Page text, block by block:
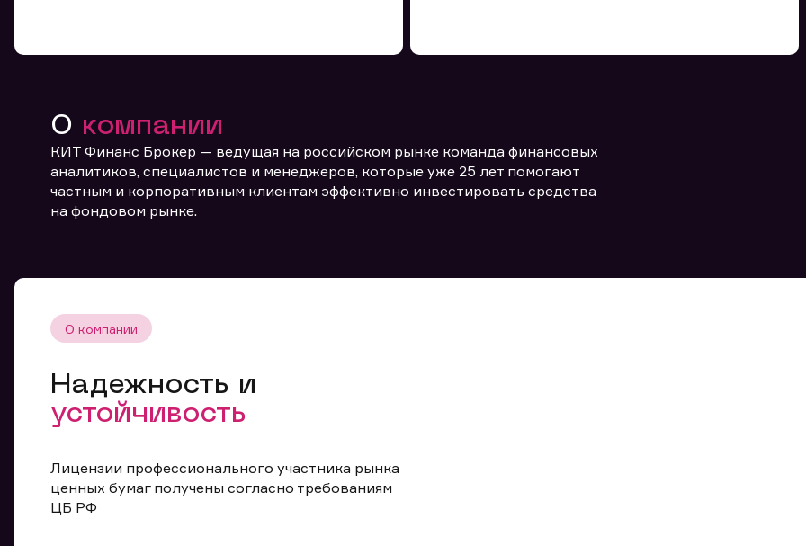
О компании
КИТ Финанс Брокер — ведущая на российском рынке команда финансовых
аналитиков, специалистов и менеджеров, которые уже 25 лет помогают
частным и корпоративным клиентам эффективно инвестировать средства
на фондовом рынке.
О компании
Надежность и
устойчивость
Лицензии профессионального участника рынка
ценных бумаг получены согласно требованиям
ЦБ РФ
Отправить заявку